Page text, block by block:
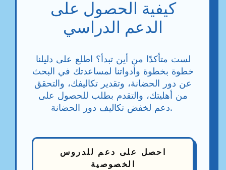
كيفية الحصول على
الدعم الدراسي
لست متأكدًا من أين تبدأ؟ اطلع على دليلنا
خطوة بخطوة وأدواتنا لمساعدتك في البحث
عن دور الحضانة، وتقدير تكاليفك، والتحقق
من أهليتك، والتقدم بطلب للحصول على
دعم لخفض تكاليف دور الحضانة.
احصل على دعم للدروس
الخصوصية